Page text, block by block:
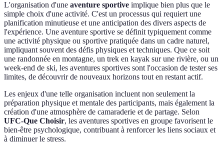
L'organisation d'une aventure sportive implique bien plus que le
simple choix d'une activité. C'est un processus qui requiert une
planification minutieuse et une anticipation des divers aspects de
l'expérience. Une aventure sportive se définit typiquement comme
une activité physique ou sportive pratiquée dans un cadre naturel,
impliquant souvent des défis physiques et techniques. Que ce soit
une randonnée en montagne, un trek en kayak sur une rivière, ou un
week-end de ski, les aventures sportives sont l'occasion de tester ses
limites, de découvrir de nouveaux horizons tout en restant actif.
Les enjeux d'une telle organisation incluent non seulement la
préparation physique et mentale des participants, mais également la
création d'une atmosphère de camaraderie et de partage. Selon
UFC-Que Choisir, les aventures sportives en groupe favorisent le
bien-être psychologique, contribuant à renforcer les liens sociaux et
à diminuer le stress.